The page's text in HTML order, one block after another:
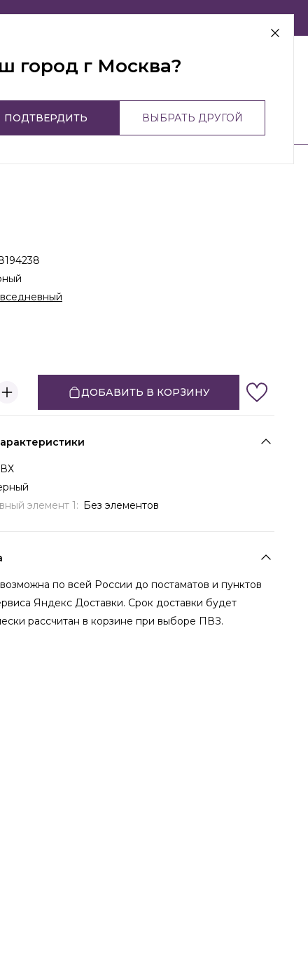
г Москва
ДОБАВИТЬ В КОРЗИНУ
элемент 1: Без элементов
по всей России до постаматов и пунктов
Яндекс Доставки. Срок доставки будет
рассчитан в корзине при выборе ПВЗ.
город г Москва?
ПОДТВЕРДИТЬ ВЫБРАТЬ ДРУГОЙ